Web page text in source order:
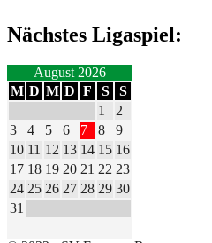
Nächstes Ligaspiel:
August 2026
M D M D F S
S
1
2
3
4 5 6 7 8
9
10 11 12 13 14 15 16
17 18 19 20 21 22 23
24 25 26 27 28 29 30
31